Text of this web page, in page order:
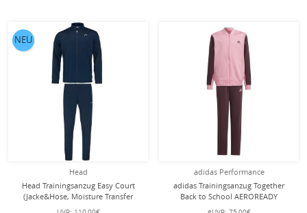
Head
Head Trainingsanzug Easy Court
(Jacke&Hose, Moisture Transfer
Microfiber Technologie) dunkelblau
NEU
adidas Performance
adidas Trainingsanzug Together
Back to School AEROREADY
Trainingsanzug pink Mädchen